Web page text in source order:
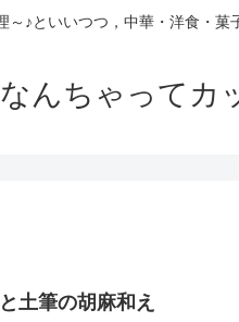
～♪といいつつ，中華・洋食・菓
なんちゃってカ
土筆の胡麻和え